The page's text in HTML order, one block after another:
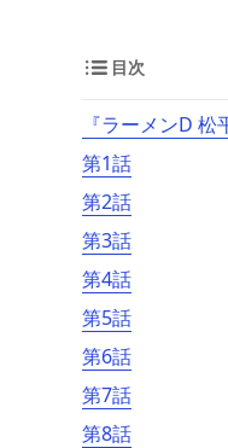
目次
『ラーメンD
第1話
第2話
第3話
第4話
第5話
第6話
第7話
第8話